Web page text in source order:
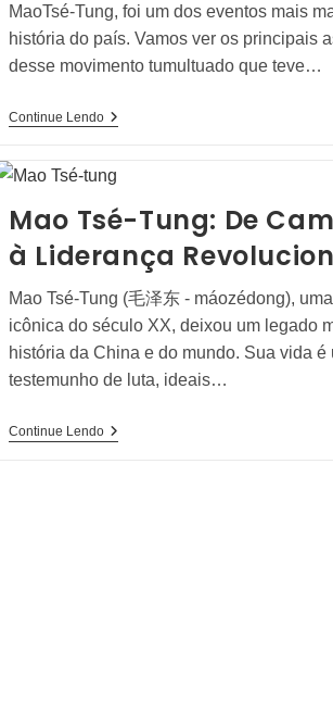
MaoTsé-Tung, foi um dos eventos mais
história do país. Vamos ver os principais
desse movimento tumultuado que teve…
Continue LendoA
1966
E
Sua
Marcante
Cultural
Mao Tsé-Tung: De
à Liderança
Mao Tsé-Tung (毛泽东 - máozédong),
icônica do século XX, deixou um legado
história da China e do mundo. Sua vida é
testemunho de luta, ideais…
Continue LendoMao